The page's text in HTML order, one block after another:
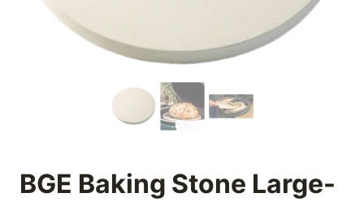
BGE Baking Stone Large-